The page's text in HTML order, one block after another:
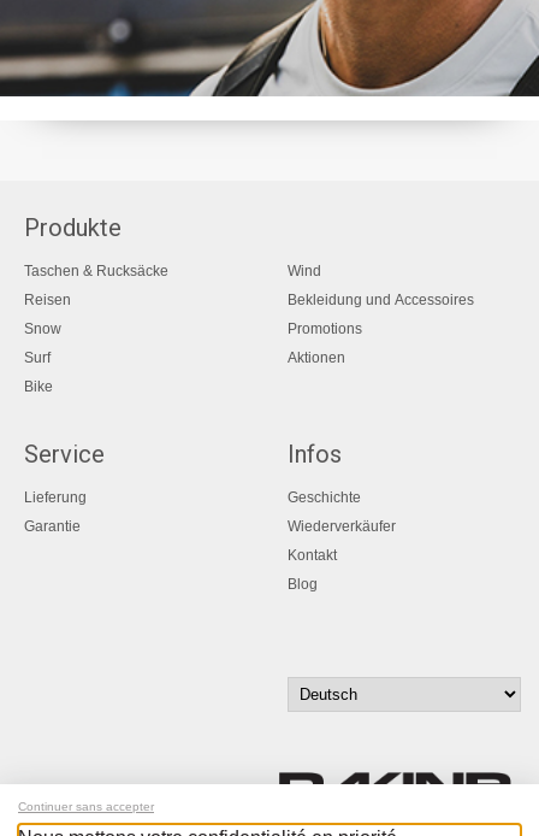
Produkte
Taschen & Rucksäcke
Reisen
Snow
Surf
Bike
Wind
Bekleidung und Accessoires
Promotions
Aktionen
Service
Lieferung
Garantie
Infos
Geschichte
Wiederverkäufer
Kontakt
Blog
Continuer sans accepter